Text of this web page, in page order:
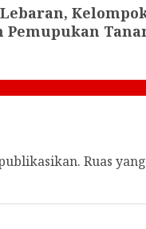
Ruas